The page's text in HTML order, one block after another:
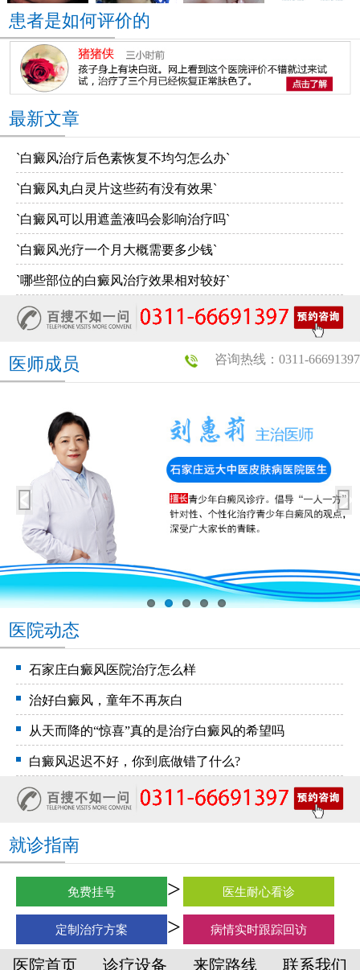
患者是如何评价的
最新文章
`白癜风治疗后色素恢复不均匀怎么办`
`白癜风丸白灵片这些药有没有效果`
`白癜风可以用遮盖液吗会影响治疗吗`
`白癜风光疗一个月大概需要多少钱`
`哪些部位的白癜风治疗效果相对较好`
咨询热线：0311-66691397
医师成员
医院动态
石家庄白癜风医院治疗怎么样
治好白癜风，童年不再灰白
从天而降的“惊喜”真的是治疗白癜风的希望吗
白癜风迟迟不好，你到底做错了什么?
就诊指南
免费挂号 医生耐心看诊
定制治疗方案 病情实时跟踪回访
医院首页 诊疗设备 来院路线 联系我们